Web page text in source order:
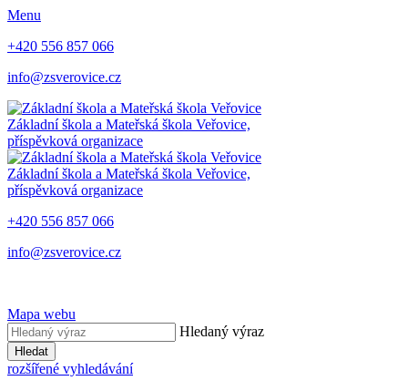
Menu
+420 556 857 066
info@zsverovice.cz
Základní škola a Mateřská škola Veřovice,
příspěvková organizace
Základní škola a Mateřská škola Veřovice,
příspěvková organizace
+420 556 857 066
info@zsverovice.cz
Mapa webu
Hledaný výraz
Hledat
rozšířené vyhledávání